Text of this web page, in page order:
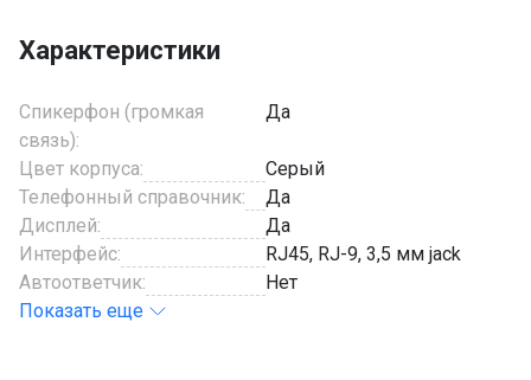
Характеристики
Спикерфон (громкая
связь):
Да
Цвет корпуса:
Серый
Телефонный справочник:
Да
Дисплей:
Да
Интерфейс:
RJ45, RJ-9, 3,5 мм jack
Автоответчик:
Нет
Показать еще